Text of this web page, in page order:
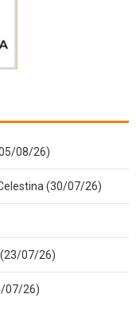
08/26)
(30/07/26)
(23/07/26)
07/26)